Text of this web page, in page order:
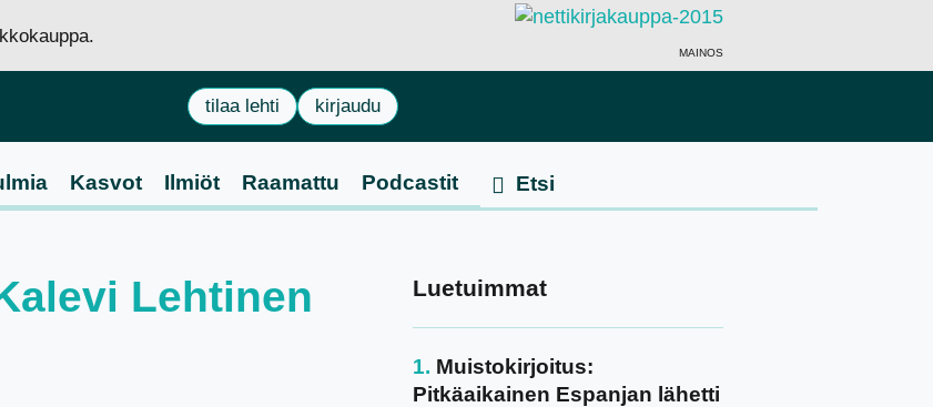
MAINOS
tilaa lehti kirjaudu
Kasvot Ilmiöt Raamattu Podcastit
Lehtinen Luetuimmat
Muistokirjoitus:
Pitkäaikainen Espanjan lähetti